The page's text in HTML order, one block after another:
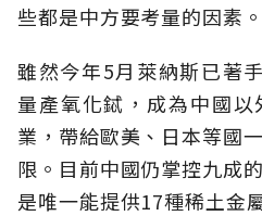
些都是中方要考量的因素。
雖然今年5月萊納斯已著
量產氧化鋱，成為中國
業，帶給歐美、日本等國
限。目前中國仍掌控九成
是唯一能提供17種稀土金